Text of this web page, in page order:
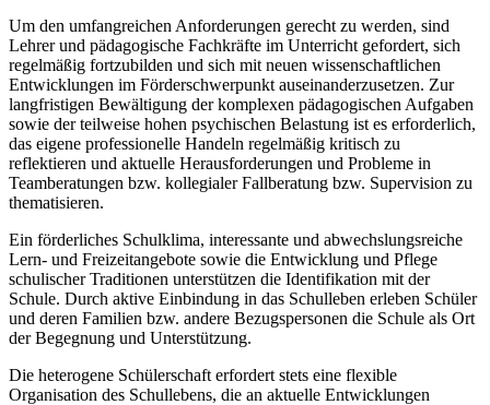
Um den umfangreichen Anforderungen gerecht zu werden, sind
Lehrer und pädagogische Fachkräfte im Unterricht gefordert, sich
regelmäßig fortzubilden und sich mit neuen wissenschaftlichen
Entwicklungen im Förderschwerpunkt auseinanderzusetzen. Zur
langfristigen Bewältigung der komplexen pädagogischen Aufgaben
sowie der teilweise hohen psychischen Belastung ist es erforderlich,
das eigene professionelle Handeln regelmäßig kritisch zu
reflektieren und aktuelle Herausforderungen und Probleme in
Teamberatungen bzw. kollegialer Fallberatung bzw. Supervision zu
thematisieren.
Ein förderliches Schulklima, interessante und abwechslungsreiche
Lern- und Freizeitangebote sowie die Entwicklung und Pflege
schulischer Traditionen unterstützen die Identifikation mit der
Schule. Durch aktive Einbindung in das Schulleben erleben Schüler
und deren Familien bzw. andere Bezugspersonen die Schule als Ort
der Begegnung und Unterstützung.
Die heterogene Schülerschaft erfordert stets eine flexible
Organisation des Schullebens, die an aktuelle Entwicklungen